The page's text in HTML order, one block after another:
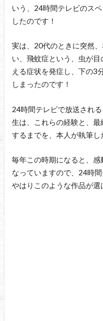
いう、24時間テレビのス
したのです！
実は、20代のときに突然
い、飛蚊症という、虫が
える症状を発症し、下の3
しまったのです！
24時間テレビで放送され
生は、これらの経験と、
するまでを、本人が執筆し
毎年この時期になると、
なっていますので、24時
やはりこのような作品が選